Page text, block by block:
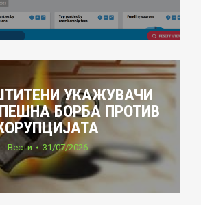
УКАЖУВАЧИ
БОРБА ПРОТИВ
Вести 31/07/2026